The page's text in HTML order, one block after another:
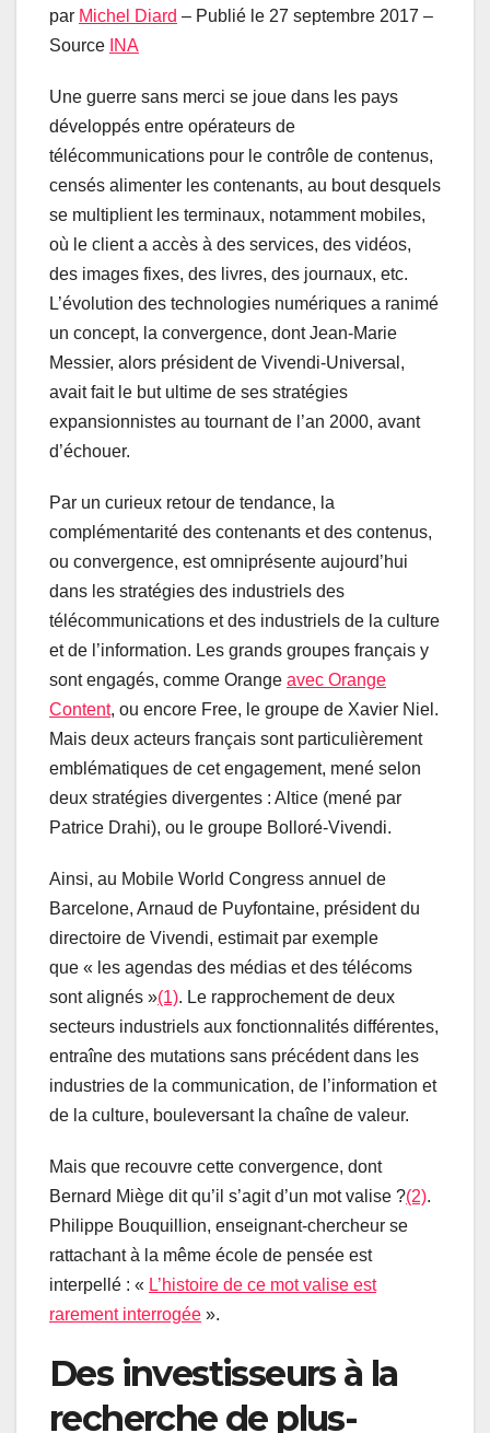
par Michel Diard – Publié le 27 septembre 2017 –
Source INA
Une guerre sans merci se joue dans les pays
développés entre opérateurs de
télécommunications pour le contrôle de contenus,
censés alimenter les contenants, au bout desquels
se multiplient les terminaux, notamment mobiles,
où le client a accès à des services, des vidéos,
des images fixes, des livres, des journaux, etc.
L’évolution des technologies numériques a ranimé
un concept, la convergence, dont Jean-Marie
Messier, alors président de Vivendi-Universal,
avait fait le but ultime de ses stratégies
expansionnistes au tournant de l’an 2000, avant
d’échouer.
Par un curieux retour de tendance, la
complémentarité des contenants et des contenus,
ou convergence, est omniprésente aujourd’hui
dans les stratégies des industriels des
télécommunications et des industriels de la culture
et de l’information. Les grands groupes français y
sont engagés, comme Orange avec Orange
Content, ou encore Free, le groupe de Xavier Niel.
Mais deux acteurs français sont particulièrement
emblématiques de cet engagement, mené selon
deux stratégies divergentes : Altice (mené par
Patrice Drahi), ou le groupe Bolloré-Vivendi.
Ainsi, au Mobile World Congress annuel de
Barcelone, Arnaud de Puyfontaine, président du
directoire de Vivendi, estimait par exemple
que « les agendas des médias et des télécoms
sont alignés »(1). Le rapprochement de deux
secteurs industriels aux fonctionnalités différentes,
entraîne des mutations sans précédent dans les
industries de la communication, de l’information et
de la culture, bouleversant la chaîne de valeur.
Mais que recouvre cette convergence, dont
Bernard Miège dit qu’il s’agit d’un mot valise ?(2).
Philippe Bouquillion, enseignant-chercheur se
rattachant à la même école de pensée est
interpellé : « L’histoire de ce mot valise est
rarement interrogée ».
Des investisseurs à la
recherche de plus-